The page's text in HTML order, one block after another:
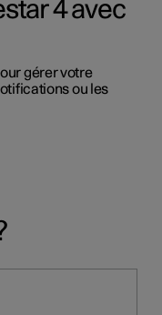
4 avec
gérer votre
ou les